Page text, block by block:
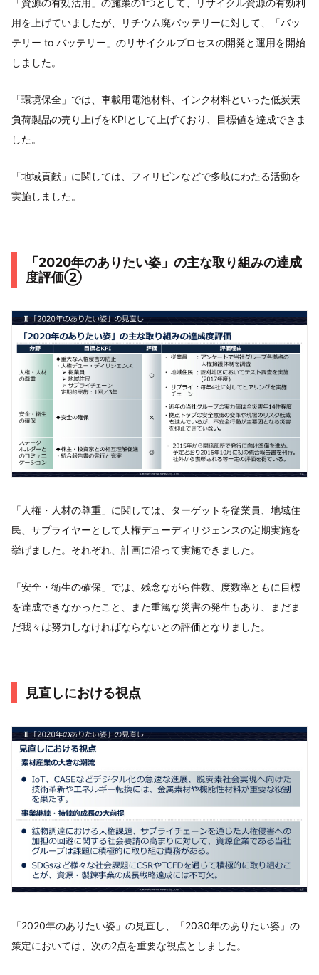
用を上げていましたが、リチウム廃バッテリーに対して、「バッ
テリー to バッテリー」のリサイクルプロセスの開発と運用を開始
しました。
「環境保全」では、車載用電池材料、インク材料といった低炭素
負荷製品の売り上げをKPIとして上げており、目標値を達成できま
した。
「地域貢献」に関しては、フィリピンなどで多岐にわたる活動を
実施しました。
「2020年のありたい姿」の主な取り組みの達成
度評価②
「人権・人材の尊重」に関しては、ターゲットを従業員、地域住
民、サプライヤーとして人権デューディリジェンスの定期実施を
挙げました。それぞれ、計画に沿って実施できました。
「安全・衛生の確保」では、残念ながら件数、度数率ともに目標
を達成できなかったこと、また重篤な災害の発生もあり、まだま
だ我々は努力しなければならないとの評価となりました。
見直しにおける視点
「2020年のありたい姿」の見直し、「2030年のありたい姿」の
策定においては、次の2点を重要な視点としました。